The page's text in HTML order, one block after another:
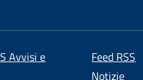
Avvisi e
Feed RSS
Notizie